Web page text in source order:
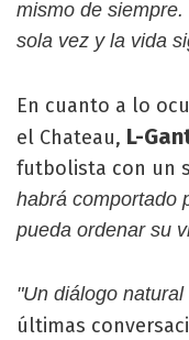
mismo de
sola vez y la vida
En cuanto a lo
el Chateau, L-
futbolista con un
habrá comportado
pueda ordenar su
"Un diálogo
últimas